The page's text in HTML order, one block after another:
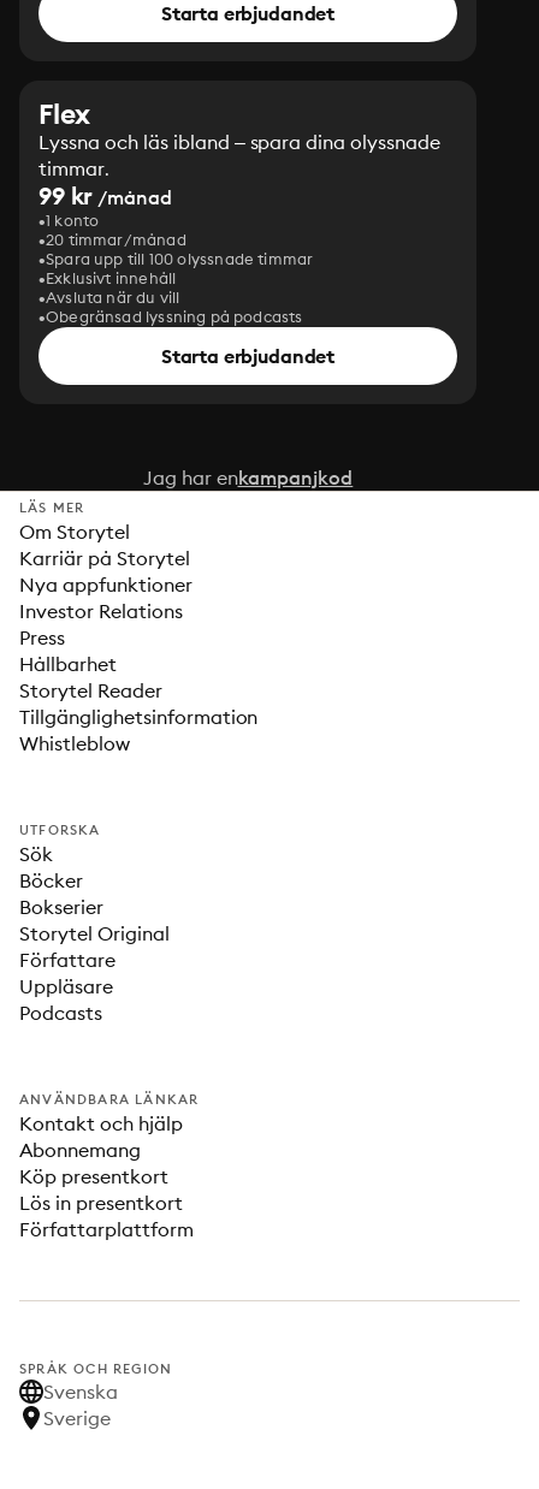
Starta erbjudandet
Flex
Lyssna och läs ibland – spara dina olyssnade
timmar.
99 kr /månad
1 konto
20 timmar/månad
Spara upp till 100 olyssnade timmar
Exklusivt innehåll
Avsluta när du vill
Obegränsad lyssning på podcasts
Starta erbjudandet
Jag har enkampanjkod
LÄS MER
Om Storytel
Karriär på Storytel
Nya appfunktioner
Investor Relations
Press
Hållbarhet
Storytel Reader
Tillgänglighetsinformation
Whistleblow
UTFORSKA
Sök
Böcker
Bokserier
Storytel Original
Författare
Uppläsare
Podcasts
ANVÄNDBARA LÄNKAR
Kontakt och hjälp
Abonnemang
Köp presentkort
Lös in presentkort
Författarplattform
SPRÅK OCH REGION
Svenska
Sverige